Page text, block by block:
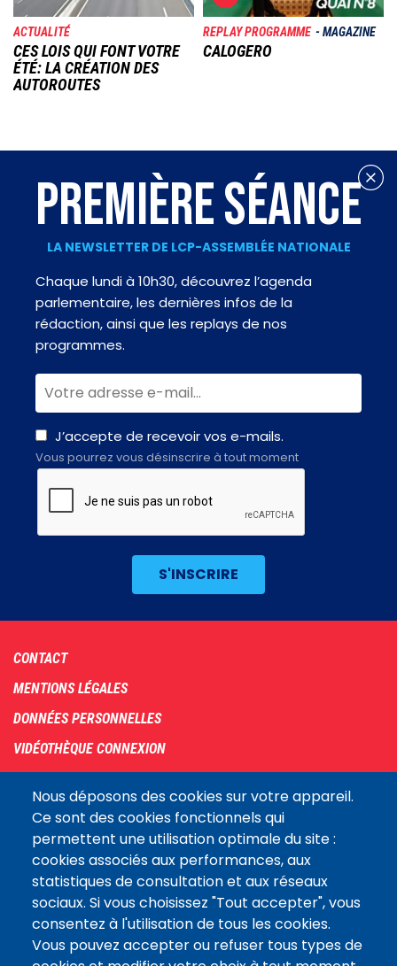
ACTUALITÉ
CES LOIS QUI FONT VOTRE
ÉTÉ: LA CRÉATION DES
AUTOROUTES
REPLAY PROGRAMME MAGAZINE
CALOGERO
Nous déposons des cookies sur votre appareil.
Ce sont des cookies fonctionnels qui
permettent une utilisation optimale du site :
cookies associés aux performances, aux
statistiques de consultation et aux réseaux
sociaux. Si vous choisissez "Tout accepter", vous
consentez à l'utilisation de tous les cookies.
Vous pouvez accepter ou refuser tous types de
PREMIÈRE SÉANCE
LA NEWSLETTER DE LCP-ASSEMBLÉE NATIONALE
Chaque lundi à 10h30, découvrez l’agenda
parlementaire, les dernières infos de la
rédaction, ainsi que les replays de nos
programmes.
J’accepte de recevoir vos e-mails.
Vous pourrez vous désinscrire à tout moment
Footer
menu
CONTACT
MENTIONS LÉGALES
DONNÉES PERSONNELLES
VIDÉOTHÈQUE CONNEXION
ARCHIVES
COOKIES
Assemblée
nationaleLE SITE DE L’ASSEMBLÉE NATIONALE